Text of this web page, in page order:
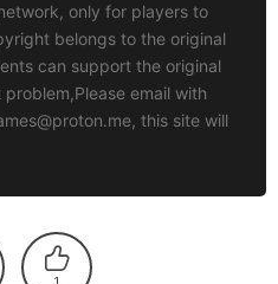
only for players to
belongs to the original
can support the original
email with
, this site will